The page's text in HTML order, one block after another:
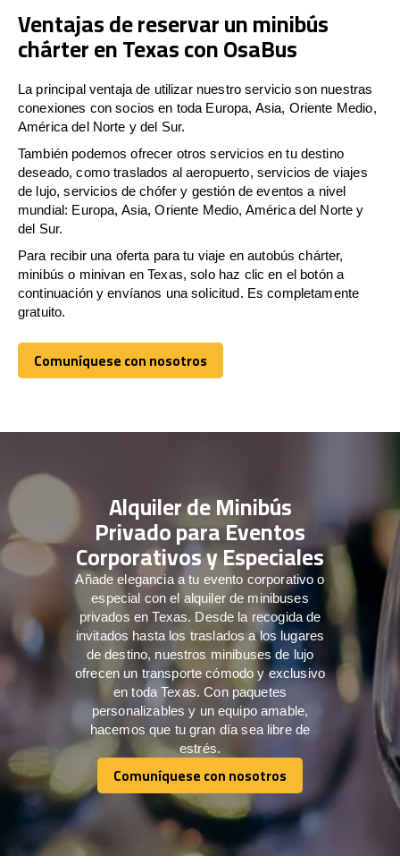
Ventajas de reservar un minibús
chárter en Texas con OsaBus
La principal ventaja de utilizar nuestro servicio son nuestras
conexiones con socios en toda Europa, Asia, Oriente Medio,
América del Norte y del Sur.
También podemos ofrecer otros servicios en tu destino
deseado, como traslados al aeropuerto, servicios de viajes
de lujo, servicios de chófer y gestión de eventos a nivel
mundial: Europa, Asia, Oriente Medio, América del Norte y
del Sur.
Para recibir una oferta para tu viaje en autobús chárter,
minibús o minivan en Texas, solo haz clic en el botón a
continuación y envíanos una solicitud. Es completamente
gratuito.
Comuníquese con nosotros
Comuníquese con nosotros
Alquiler de Minibús
Privado para Eventos
Corporativos y Especiales
Añade elegancia a tu evento corporativo o
especial con el alquiler de minibuses
privados en Texas. Desde la recogida de
invitados hasta los traslados a los lugares
de destino, nuestros minibuses de lujo
ofrecen un transporte cómodo y exclusivo
en toda Texas. Con paquetes
personalizables y un equipo amable,
hacemos que tu gran día sea libre de
estrés.
Comuníquese con nosotros
Comuníquese con nosotros